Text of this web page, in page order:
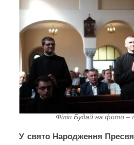
Філіп Будай на фото –
У свято Народження